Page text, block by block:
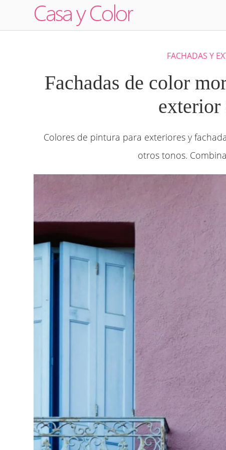
FACHADAS Y
Fachadas de color
exterior
Colores de pintura para exteriores y
otros tonos.